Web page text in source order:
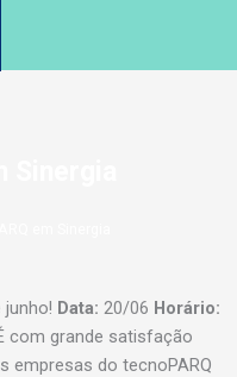
junho! Data: 20/06 Horário:
com grande satisfação
empresas do tecnoPARQ